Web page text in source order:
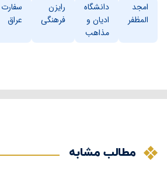
امجد
المظفر
دانشگاه
ادیان و
مذاهب
رایزن
فرهنگی
سفارت
عراق
مطالب مشابه